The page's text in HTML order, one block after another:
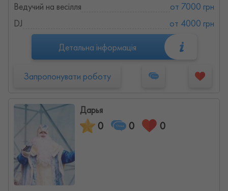
Ведучий на весілля
от 7000 грн
DJ
от 4000 грн
Детальна інформація
Запропонувати роботу
Дарья
0 0 0